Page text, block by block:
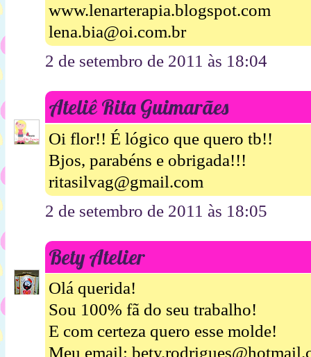
www.lenarterapia.blogspot.com
lena.bia@oi.com.br
2 de setembro de 2011 às 18:04
Ateliê Rita Guimarães
Oi flor!! É lógico que quero tb!!
Bjos, parabéns e obrigada!!!
ritasilvag@gmail.com
2 de setembro de 2011 às 18:05
Bety Atelier
Olá querida!
Sou 100% fã do seu trabalho!
E com certeza quero esse molde!
Meu email: